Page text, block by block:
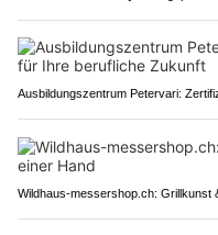
Ausbildungszentrum Petervari:
Wildhaus-messershop.ch: Grillkunst